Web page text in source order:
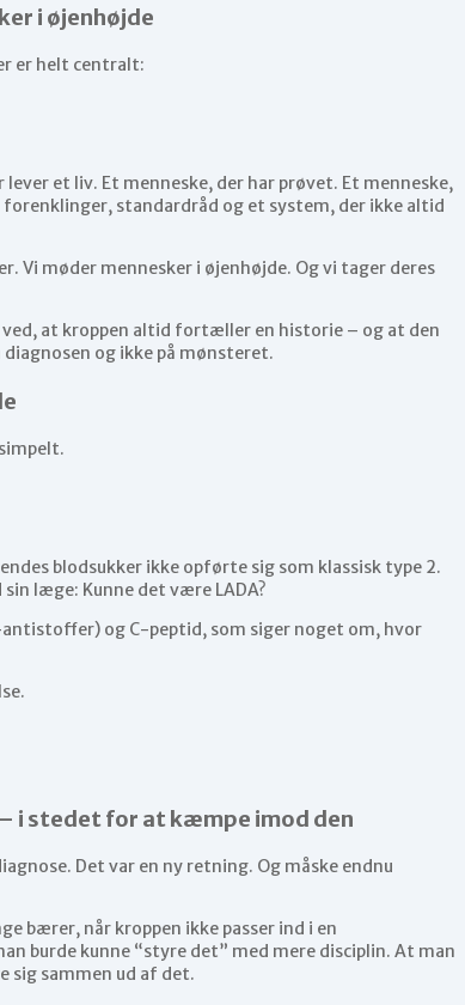
i øjenhøjde
er helt centralt:
et liv. Et menneske, der har prøvet. Et menneske,
standardråd og et system, der ikke altid
møder mennesker i øjenhøjde. Og vi tager deres
at kroppen altid fortæller en historie – og at den
og ikke på mønsteret.
blodsukker ikke opførte sig som klassisk type 2.
læge: Kunne det være LADA?
og C-peptid, som siger noget om, hvor
i stedet for at kæmpe imod den
Det var en ny retning. Og måske endnu
bærer, når kroppen ikke passer ind i en
burde kunne “styre det” med mere disciplin. At man
sig sammen ud af det.